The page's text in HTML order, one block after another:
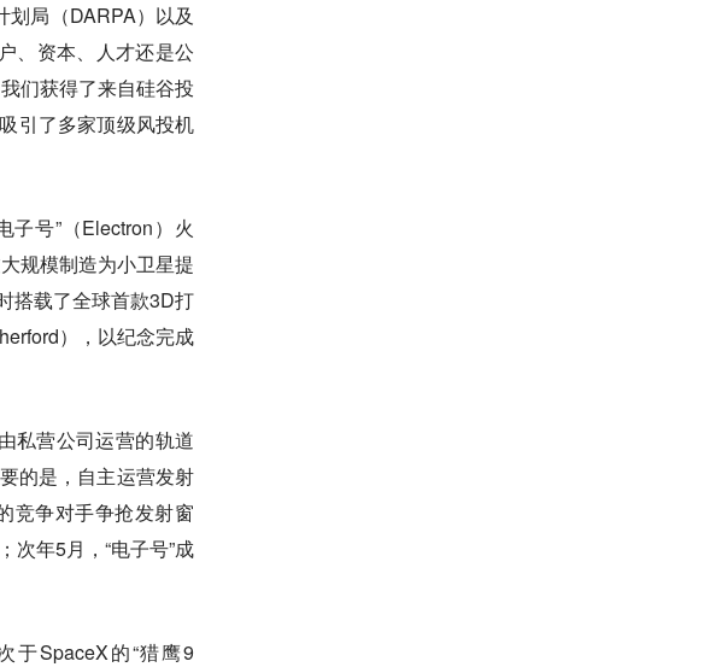
划局（DARPA）以及
、资本、人才还是公
们获得了来自硅谷投
引了多家顶级风投机
号”（Electron）火
规模制造为小卫星提
搭载了全球首款3D打
），以纪念完成
私营公司运营的轨道
的是，自主运营发射
竞争对手争抢发射窗
次年5月，“电子号”成
于SpaceX的“猎鹰9